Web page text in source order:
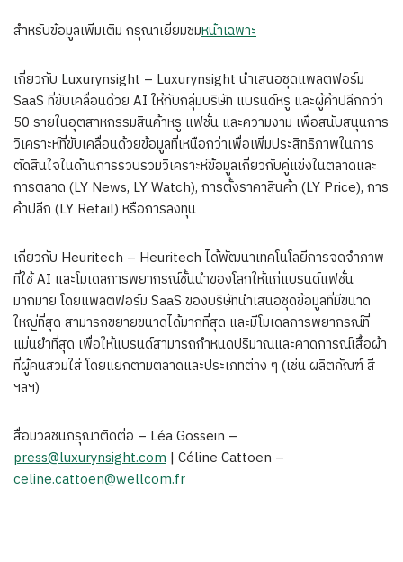
สำหรับข้อมูลเพิ่มเติม กรุณาเยี่ยมชมหน้าเฉพาะ
เกี่ยวกับ Luxurynsight – Luxurynsight นำเสนอชุดแพลตฟอร์ม
SaaS ที่ขับเคลื่อนด้วย AI ให้กับกลุ่มบริษัท แบรนด์หรู และผู้ค้าปลีกกว่า
50 รายในอุตสาหกรรมสินค้าหรู แฟชั่น และความงาม เพื่อสนับสนุนการ
วิเคราะห์ที่ขับเคลื่อนด้วยข้อมูลที่เหนือกว่าเพื่อเพิ่มประสิทธิภาพในการ
ตัดสินใจในด้านการรวบรวมวิเคราะห์ข้อมูลเกี่ยวกับคู่แข่งในตลาดและ
การตลาด (LY News, LY Watch), การตั้งราคาสินค้า (LY Price), การ
ค้าปลีก (LY Retail) หรือการลงทุน
เกี่ยวกับ Heuritech – Heuritech ได้พัฒนาเทคโนโลยีการจดจำภาพ
ที่ใช้ AI และโมเดลการพยากรณ์ชั้นนำของโลกให้แก่แบรนด์แฟชั่น
มากมาย โดยแพลตฟอร์ม SaaS ของบริษัทนำเสนอชุดข้อมูลที่มีขนาด
ใหญ่ที่สุด สามารถขยายขนาดได้มากที่สุด และมีโมเดลการพยากรณ์ที่
แม่นยำที่สุด เพื่อให้แบรนด์สามารถกำหนดปริมาณและคาดการณ์เสื้อผ้า
ที่ผู้คนสวมใส่ โดยแยกตามตลาดและประเภทต่าง ๆ (เช่น ผลิตภัณฑ์ สี
ฯลฯ)
สื่อมวลชนกรุณาติดต่อ – Léa Gossein –
press@luxurynsight.com | Céline Cattoen –
celine.cattoen@wellcom.fr